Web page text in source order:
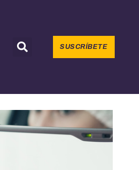
SUSCRÍBETE